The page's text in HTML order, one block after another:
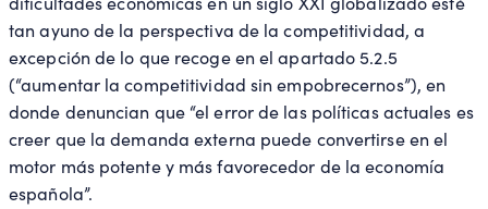
tan ayuno de la perspectiva de la competitividad, a
excepción de lo que recoge en el apartado 5.2.5
(“aumentar la competitividad sin empobrecernos”), en
donde denuncian que “el error de las políticas actuales es
creer que la demanda externa puede convertirse en el
motor más potente y más favorecedor de la economía
española”.